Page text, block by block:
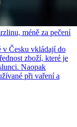
méně za pečení
v Česku vkládají do
zboží, které je
Naopak
při vaření a